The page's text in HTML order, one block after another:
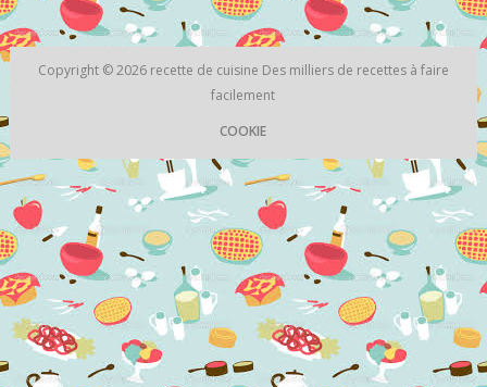
Copyright © 2026 recette de cuisine Des milliers de recettes à faire
facilement
COOKIE